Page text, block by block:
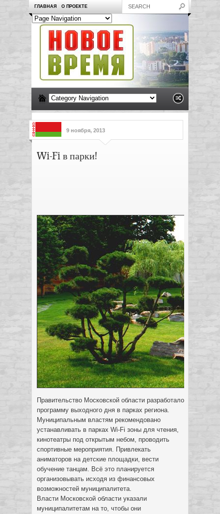
ГЛАВНАЯ О ПРОЕКТЕ
9 ноября, 2013
Wi-Fi в парки!
Правительство Московской области разработало
программу выходного дня в парках региона.
Муниципальным властям рекомендовано
устанавливать в парках Wi-Fi зоны для чтения,
кинотеатры под открытым небом, проводить
спортивные мероприятия. Привлекать
аниматоров на детские площадки, вести
обучение танцам. Всё это планируется
организовывать исходя из финансовых
возможностей муниципалитета.
Власти Московской области указали
муниципалитетам на то, чтобы они